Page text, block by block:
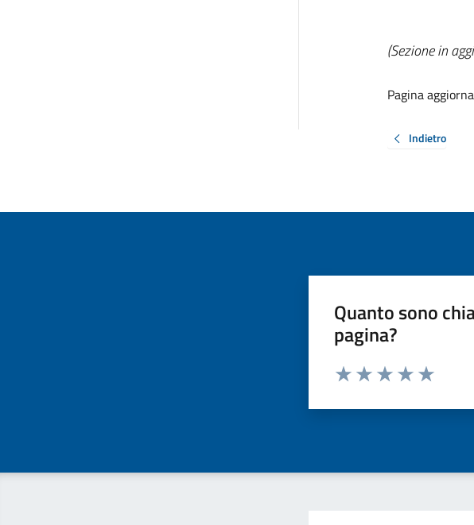
(Sezione in
Pagina
Indietro
Quanto sono
pagina?
Valuta da 1 a 5 stelle la pagina